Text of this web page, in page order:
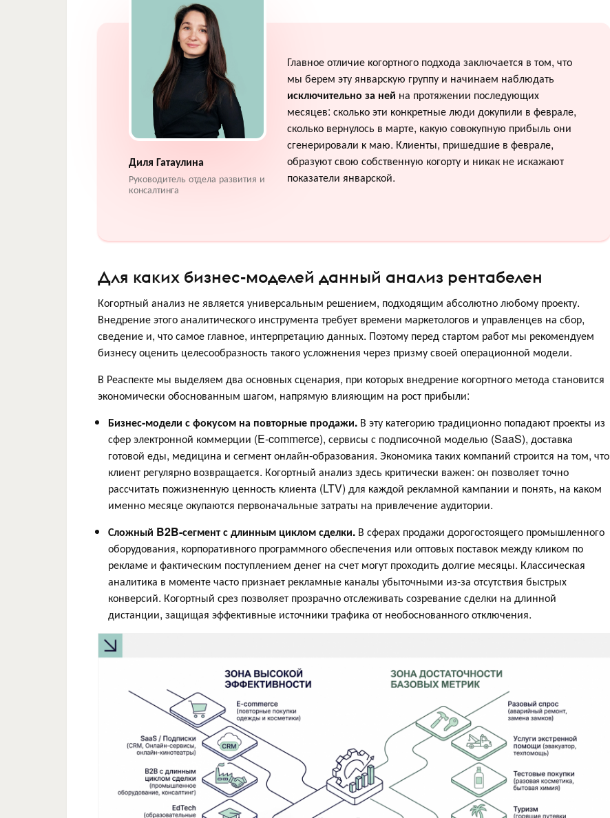
Диля Гатаулина
Руководитель отдела развития и
консалтинга
Главное отличие когортного подхода заключается в том, что
мы берем эту январскую группу и начинаем наблюдать
исключительно за ней на протяжении последующих
месяцев: сколько эти конкретные люди докупили в феврале,
сколько вернулось в марте, какую совокупную прибыль они
сгенерировали к маю. Клиенты, пришедшие в феврале,
образуют свою собственную когорту и никак не искажают
показатели январской.
Для каких бизнес-моделей данный анализ рентабелен
Когортный анализ не является универсальным решением, подходящим абсолютно любому проекту.
Внедрение этого аналитического инструмента требует времени маркетологов и управленцев на сбор,
сведение и, что самое главное, интерпретацию данных. Поэтому перед стартом работ мы рекомендуем
бизнесу оценить целесообразность такого усложнения через призму своей операционной модели.
В Реаспекте мы выделяем два основных сценария, при которых внедрение когортного метода становится
экономически обоснованным шагом, напрямую влияющим на рост прибыли:
Бизнес-модели с фокусом на повторные продажи. В эту категорию традиционно попадают проекты из
сфер электронной коммерции (E-commerce), сервисы с подписочной моделью (SaaS), доставка
готовой еды, медицина и сегмент онлайн-образования. Экономика таких компаний строится на том, что
клиент регулярно возвращается. Когортный анализ здесь критически важен: он позволяет точно
рассчитать пожизненную ценность клиента (LTV) для каждой рекламной кампании и понять, на каком
именно месяце окупаются первоначальные затраты на привлечение аудитории.
Сложный B2B-сегмент с длинным циклом сделки. В сферах продажи дорогостоящего промышленного
оборудования, корпоративного программного обеспечения или оптовых поставок между кликом по
рекламе и фактическим поступлением денег на счет могут проходить долгие месяцы. Классическая
аналитика в моменте часто признает рекламные каналы убыточными из-за отсутствия быстрых
конверсий. Когортный срез позволяет прозрачно отслеживать созревание сделки на длинной
дистанции, защищая эффективные источники трафика от необоснованного отключения.